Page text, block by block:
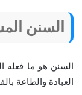
السنن
السنن هو ما فعله
العبادة والطاعة